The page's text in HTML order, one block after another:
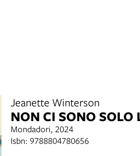
Jeanette Winterson
NON CI SONO SOLO
Mondadori, 2024
Isbn: 9788804780656